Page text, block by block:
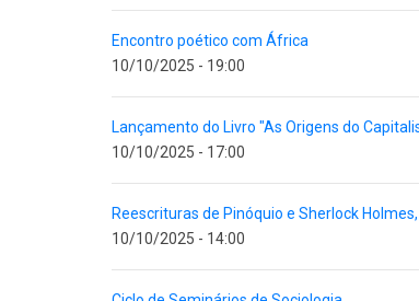
Encontro poético com África
10/10/2025 - 19:00
Lançamento do Livro "As Origens do
10/10/2025 - 17:00
Reescrituras de Pinóquio e Sherlock
10/10/2025 - 14:00